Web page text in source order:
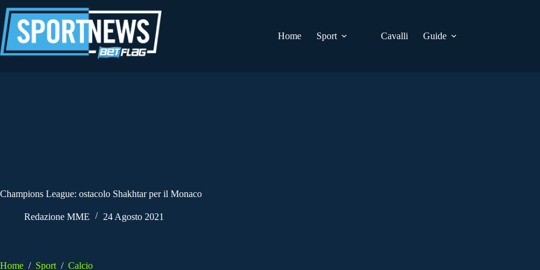
al
contenuto
Home
Sport Cavalli Guide
Champions League: ostacolo Shakhtar per il Monaco
Redazione MME 24 Agosto 2021
Home / Sport / Calcio